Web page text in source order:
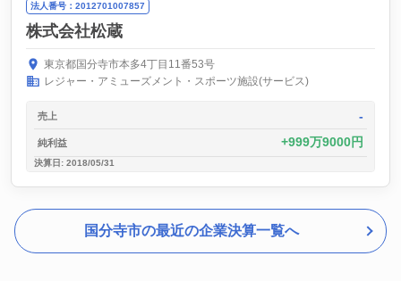
法人番号：2012701007857
株式会社松蔵
東京都国分寺市本多4丁目11番53号
レジャー・アミューズメント・スポーツ施設(サービス)
売上 -
純利益 999万9000円
決算日: 2018/05/31
国分寺市の最近の企業決算一覧へ